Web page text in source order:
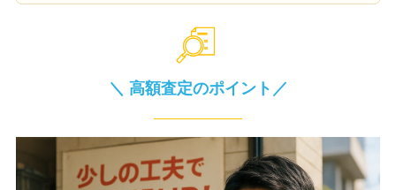
＼ 高額査定のポイント／